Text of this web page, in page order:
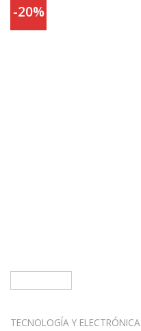
-20%
TECNOLOGÍA Y ELECTRÓNICA